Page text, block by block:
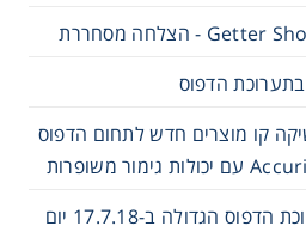
הדפוס
קו מוצרים חדש לתחום הדפוס
חברת גטר תקיים את תערוכת הדפוס הגדולה ב-17.7.18 יום